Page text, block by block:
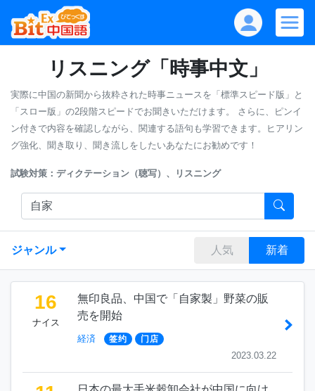
リスニング「時事中文」
実際に中国の新聞から抜粋された時事ニュースを「標準スピード版」と
「スロー版」の2段階スピードでお聞きいただけます。
さらに、ピンイ
ン付きで内容を確認しながら、関連する語句も学習できます。ヒアリン
グ強化、聞き取り、聞き流しをしたいあなたにお勧めです！
試験対策：ディクテーション（聴写）、リスニング
ジャンル 人気 新着
16
ナイス
無印良品、中国で「自家製」野菜の販
売を開始
経済 签约 门店
2023.03.22